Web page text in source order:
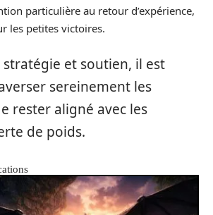
particulière au retour d’expérience,
les petites victoires.
et soutien, il est
sereinement les
rester aligné avec les
de poids.